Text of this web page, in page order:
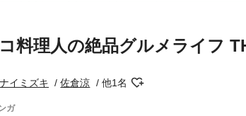
料理人の絶品グルメライフ
イミズキ 佐倉涼 他1名
ガ